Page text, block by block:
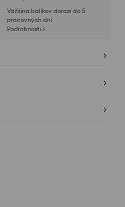
Väčšina balíkov dorazí do 5
pracovných dní
Podrobnosti >